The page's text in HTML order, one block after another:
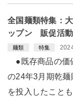
全国麺類特集：
ップン 販促活
麺類 特集
●既存商品の
の24年3月期乾
を投入したこと